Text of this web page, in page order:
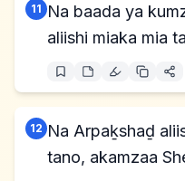
11 Na baada ya
aliishi miaka mia
12 Na Arpaḵshaḏ
tano, akamzaa